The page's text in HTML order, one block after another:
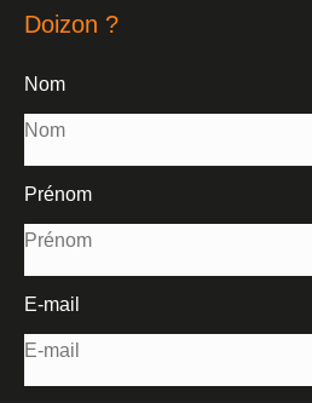
Doizon ?
Nom
Prénom
E-mail